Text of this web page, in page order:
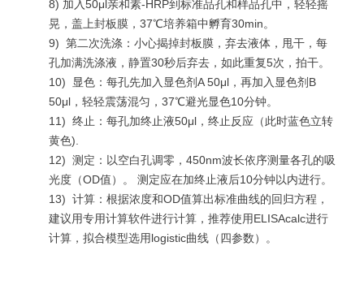
8) 加入50μl亲和素-HRP到标准品孔和样品孔中，轻轻摇
晃，盖上封板膜，37℃培养箱中孵育30min。
9) 第二次洗涤：小心揭掉封板膜，弃去液体，甩干，每
孔加满洗涤液，静置30秒后弃去，如此重复5次，拍干。
10)
显色：每孔先加入显色剂A 50μl，再加入显色剂B
50μl，轻轻震荡混匀，37℃避光显色10分钟。
11) 终止：每孔加终止液50μl，终止反应（此时蓝色立转
黄色).
12) 测定：以空白孔调零，450nm波长依序测量各孔的吸
光度（OD值）。 测定应在加终止液后10分钟以内进行。
13) 计算：根据浓度和OD值算出标准曲线的回归方程，
建议用专用计算软件进行计算，推荐使用ELISAcalc进行
计算，拟合模型选用logistic曲线（四参数）。